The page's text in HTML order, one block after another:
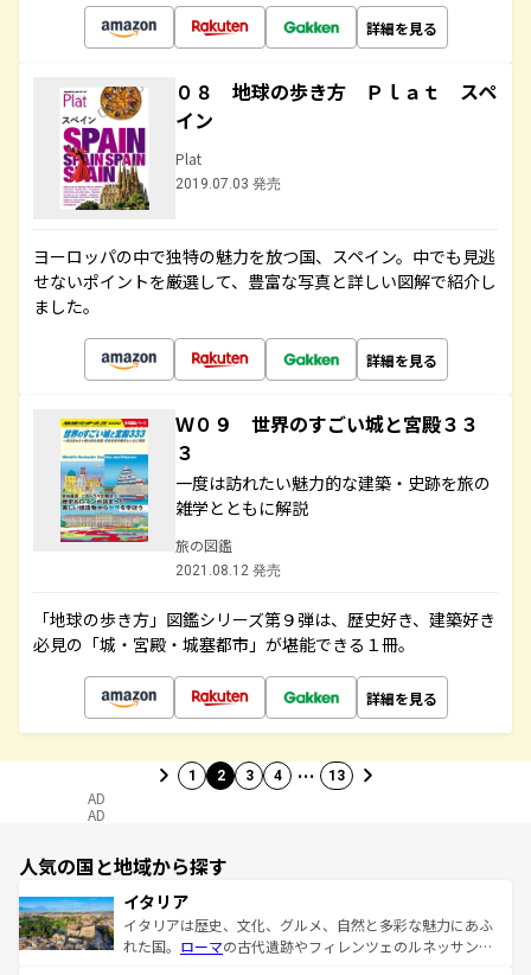
詳細を見る
０８ 地球の歩き方 Ｐｌａｔ スペ
イン
Plat
2019.07.03 発売
ヨーロッパの中で独特の魅力を放つ国、スペイン。中でも見逃
せないポイントを厳選して、豊富な写真と詳しい図解で紹介し
ました。
詳細を見る
Ｗ０９ 世界のすごい城と宮殿３３
３
一度は訪れたい魅力的な建築・史跡を旅の
雑学とともに解説
旅の図鑑
2021.08.12 発売
「地球の歩き方」図鑑シリーズ第９弾は、歴史好き、建築好き
必見の「城・宮殿・城塞都市」が堪能できる１冊。
詳細を見る
1 2 3 4 … 13
AD
AD
人気の国と地域から探す
イタリア
イタリアは歴史、文化、グルメ、自然と多彩な魅力にあふ
れた国。 ローマの古代遺跡やフィレンツェのルネッサンス